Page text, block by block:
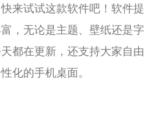
来试试这款软件吧！软件提
，无论是主题、壁纸还是字
都在更新，还支持大家自由
化的手机桌面。